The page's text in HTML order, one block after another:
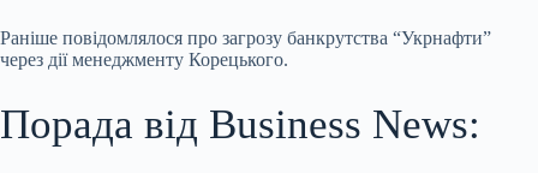
Раніше повідомлялося про загрозу банкрутства “Укрнафти”
через дії менеджменту Корецького.
Порада від Business News: